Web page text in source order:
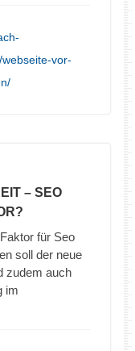
vor-
– SEO
für Seo
soll der neue
zudem auch
im